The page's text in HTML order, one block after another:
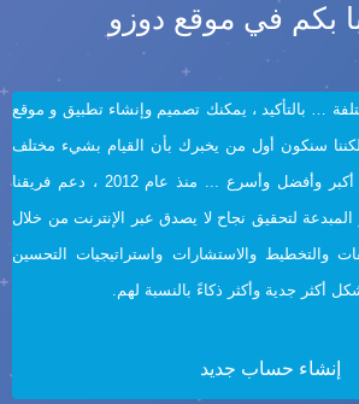
بكم في موقع دوزو
… بالتأكيد ، يمكنك تصميم وإنشاء تطبيق و موقع
سنكون أول من يخبرك بأن القيام بشيء مختلف
تمامًا سيؤدي إلى نتائج أكبر وأفضل وأسرع ... منذ عام 2012 ، دعم فريقنا
المبدعة لتحقيق نجاح لا يصدق عبر الإنترنت من خلال
والتخطيط والاستشارات واستراتيجيات التحسين
أكثر جدية وأكثر ذكاءً بالنسبة لهم.
إنشاء حساب جديد